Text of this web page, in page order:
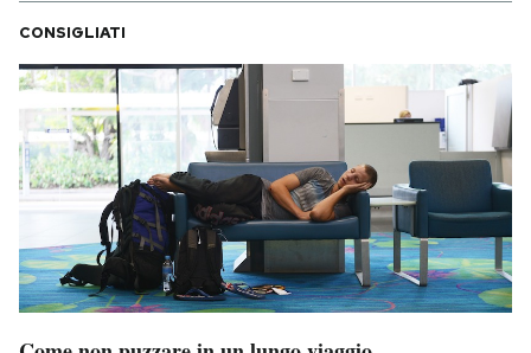
I MIEI PREFERITI
SHOP
CALENDARIO
AREA PERSONALE
Area Personale
CONSIGLIATI